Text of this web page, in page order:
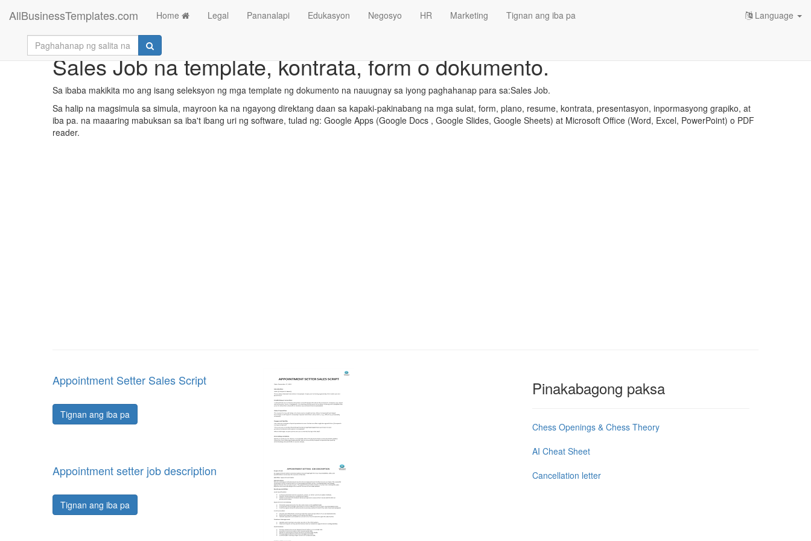
AllBusinessTemplates.com Home Legal Pananalapi Edukasyon Negosyo HR Marketing Tignan ang iba pa Language
Sales Job na template, kontrata, form o dokumento.
Sa ibaba makikita mo ang isang seleksyon ng mga template ng dokumento na nauugnay sa iyong paghahanap para sa:Sales Job.
Sa halip na magsimula sa simula, mayroon ka na ngayong direktang daan sa kapaki-pakinabang na mga sulat, form, plano, resume, kontrata, presentasyon, inpormasyong grapiko, at
iba pa. na maaaring mabuksan sa iba't ibang uri ng software, tulad ng: Google Apps (Google Docs , Google Slides, Google Sheets) at Microsoft Office (Word, Excel, PowerPoint) o PDF
reader.
Appointment Setter Sales Script
Tignan ang iba pa
Appointment setter job description
Tignan ang iba pa
Pinakabagong paksa
Chess Openings & Chess Theory
AI Cheat Sheet
Cancellation letter